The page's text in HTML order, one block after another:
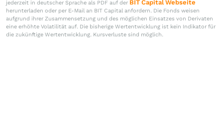
jederzeit in deutscher Sprache als PDF auf der BIT Capital Webseite
herunterladen oder per E-Mail an BIT Capital anfordern. Die Fonds weisen
aufgrund ihrer Zusammensetzung und des möglichen Einsatzes von Derivaten
eine erhöhte Volatilität auf. Die bisherige Wertentwicklung ist kein Indikator für
die zukünftige Wertentwicklung. Kursverluste sind möglich.